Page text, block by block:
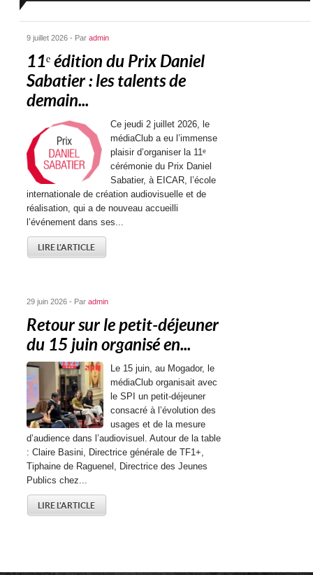
9 juillet 2026 - Paradmin
11ᵉ édition du Prix Daniel
Sabatier : les talents de
demain...
Ce jeudi 2 juillet 2026, le
médiaClub a eu l’immense
plaisir d’organiser la 11ᵉ
cérémonie du Prix Daniel
Sabatier, à EICAR, l’école
internationale de création audiovisuelle et de
réalisation, qui a de nouveau accueilli
l’événement dans ses...
LIRE L'ARTICLE
29 juin 2026 - Paradmin
Retour sur le petit-déjeuner
du 15 juin organisé en...
Le 15 juin, au Mogador, le
médiaClub organisait avec
le SPI un petit-déjeuner
consacré à l’évolution des
usages et de la mesure
d’audience dans l’audiovisuel. Autour de la table
: Claire Basini, Directrice générale de TF1+,
Tiphaine de Raguenel, Directrice des Jeunes
Publics chez...
LIRE L'ARTICLE